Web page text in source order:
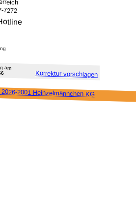
7272
am
Korrektur vor­schlagen
2026-2001 Heinzel­männchen KG